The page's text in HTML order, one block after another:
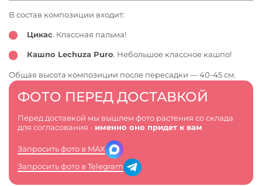
ФОТО ПЕРЕД ДОСТАВКОЙ
Перед доставкой мы вышлем фото растения со склада
для согласования - именно оно придет к вам
Запросить фото в MAX
Запросить фото в Telegram
В состав композиции входит:
Цикас. Классная пальма!
Кашпо Lechuza Puro. Небольшое классное кашпо!
Общая высота композиции после пересадки — 40-45 см.